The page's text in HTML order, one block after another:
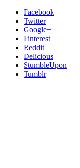
Facebook
Twitter
Google+
Pinterest
Reddit
Delicious
StumbleUpon
Tumblr